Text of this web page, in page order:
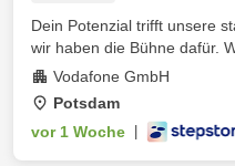
Dein Potenzial trifft unsere
wir haben die Bühne dafür.
Vodafone GmbH
Potsdam
vor 1 Woche